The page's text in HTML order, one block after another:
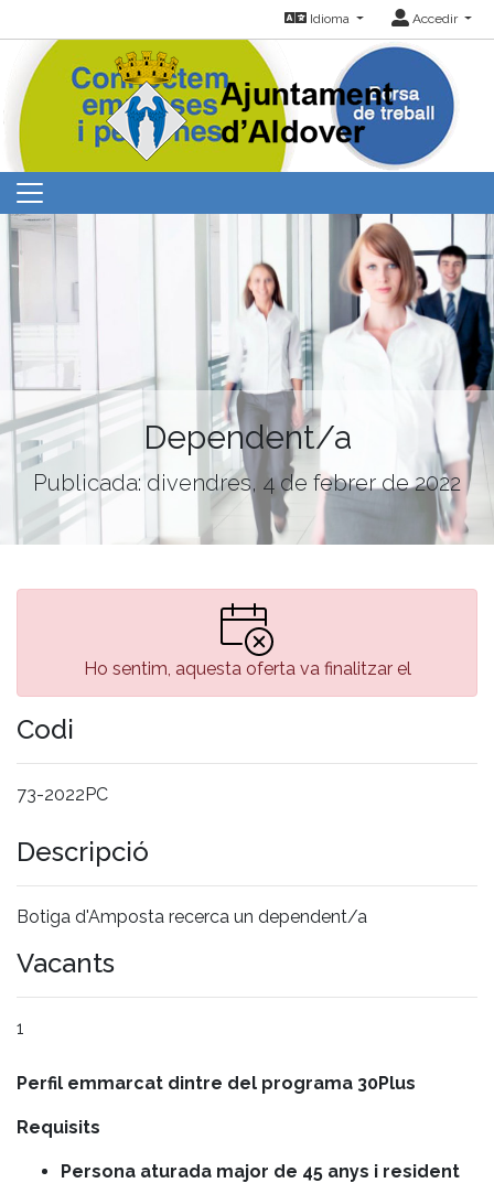
Idioma Accedir
Dependent/a
Publicada: divendres, 4 de febrer de 2022
Ho sentim, aquesta oferta va finalitzar el
Codi
73-2022PC
Descripció
Botiga d'Amposta recerca un dependent/a
Vacants
1
Perfil emmarcat dintre del programa 30Plus
Requisits
Persona aturada major de 45 anys i resident